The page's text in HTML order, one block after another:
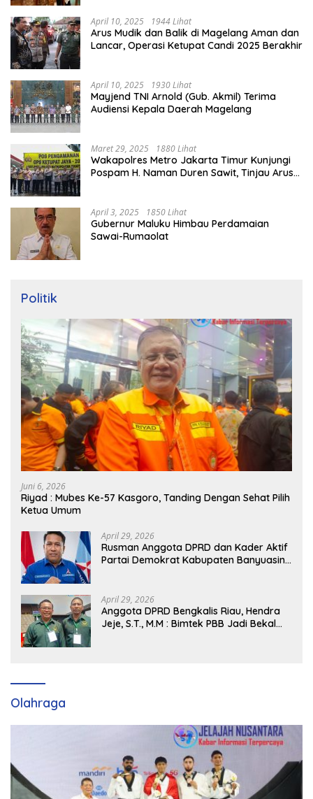
April 10, 2025 1944 Lihat
Arus Mudik dan Balik di Magelang Aman dan
Lancar, Operasi Ketupat Candi 2025 Berakhir
April 10, 2025 1930 Lihat
Mayjend TNI Arnold (Gub. Akmil) Terima
Audiensi Kepala Daerah Magelang
Maret 29, 2025 1880 Lihat
Wakapolres Metro Jakarta Timur Kunjungi
Pospam H. Naman Duren Sawit, Tinjau Arus
April 3, 2025 1850 Lihat
Gubernur Maluku Himbau Perdamaian
Sawai-Rumaolat
Politik
Juni 6, 2026
Riyad : Mubes Ke-57 Kasgoro, Tanding Dengan Sehat Pilih
Ketua Umum
April 29, 2026
Rusman Anggota DPRD dan Kader Aktif
Partai Demokrat Kabupaten Banyuasin
April 29, 2026
Anggota DPRD Bengkalis Riau, Hendra
Jeje, S.T., M.M : Bimtek PBB Jadi Bekal
Olahraga